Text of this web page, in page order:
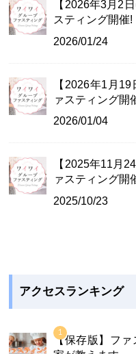
【2026年3月2
スティング開催!
2026/01/24
【2026年1月
ァスティング開
2026/01/04
【2025年11月
ァスティング開
2025/10/23
アクセスランキング
【保存版】ファ